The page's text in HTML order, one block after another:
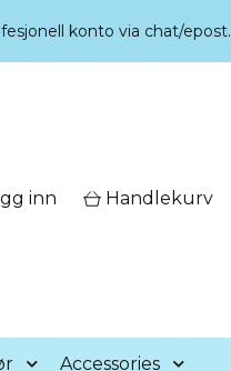
konto via chat/epost.
inn Handlekurv
Accessories